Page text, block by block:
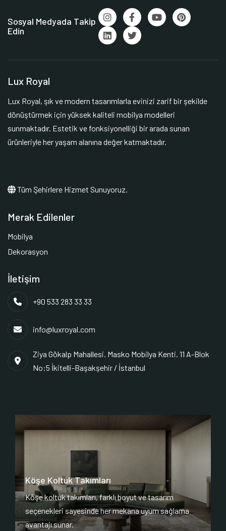
Sosyal Medyada Takip
Edin
Lux Royal
Lux Royal, şık ve modern tasarımlarla evinizi zarif bir şekilde
dönüştürmek için yüksek kaliteli mobilya modelleri
sunmaktadır. Estetik ve fonksiyonelliği bir arada sunan
ürünleriyle her yaşam alanına değer katmaktadır.
Tüm Şehirlere Hizmet Sunuyoruz.
Merak Edilenler
Mobilya
Dekorasyon
İletişim
+90 533 283 33 33
info@luxroyal.com
Ziya Gökalp Mahallesi. Masko Mobilya Kenti. 11 A-Blok
No:5 İkitelli-Başakşehir / İstanbul
Köşe Koltuk Takımları
Köşe koltuk takımları, farklı boyut ve tasarım
seçenekleri sayesinde her mekana uyum sağlama
avantajı sunar.